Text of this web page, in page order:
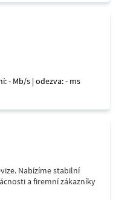
- Mb/s | odezva: - ms
Nabízíme stabilní
a firemní zákazníky